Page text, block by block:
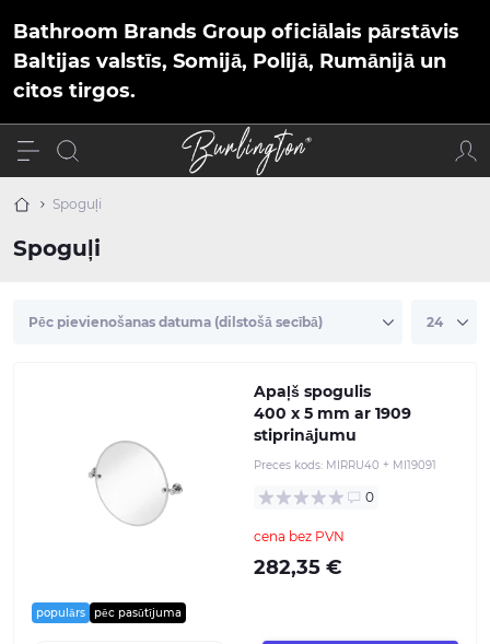
Bathroom Brands Group oficiālais pārstāvis
Baltijas valstīs, Somijā, Polijā, Rumānijā un
citos tirgos.
Spoguļi
Spoguļi
populārs pēc pasūtījuma
Apaļš spogulis
400 x 5 mm ar 1909
stiprinājumu
Preces kods: MIRRU40 + MI19091
0
cena bez PVN
282,35 €